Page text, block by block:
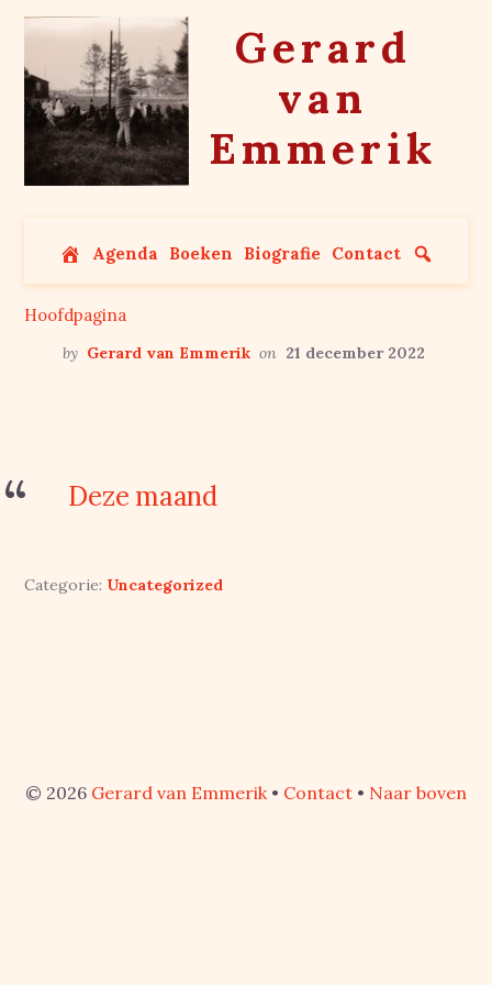
Gerard
van
Emmerik
Agenda Boeken Biografie Contact
Hoofdpagina
by Gerard van Emmerik on 21 december 2022
Deze maand
Categorie: Uncategorized
© 2026 Gerard van Emmerik• Contact • Naar boven